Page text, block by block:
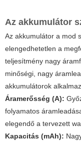
Az akkumulátor
Az akkumulátor a mod
elengedhetetlen a
teljesítmény nagy
minőségi, nagy
akkumulátorok
Áramerősség (A):
folyamatos
elegendő a tervezett
Kapacitás (mAh):